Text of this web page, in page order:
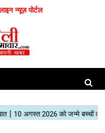
न्यूज़ पोर्टल